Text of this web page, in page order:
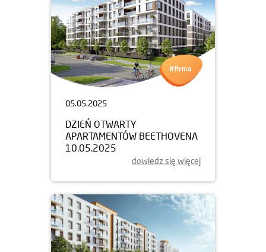
05.05.2025
DZIEŃ OTWARTY
APARTAMENTÓW BEETHOVENA
10.05.2025
dowiedz się więcej